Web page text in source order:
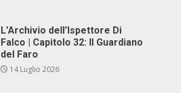
L’Archivio dell’Ispettore Di
Falco | Capitolo 32: Il Guardiano
del Faro
14 Luglio 2026